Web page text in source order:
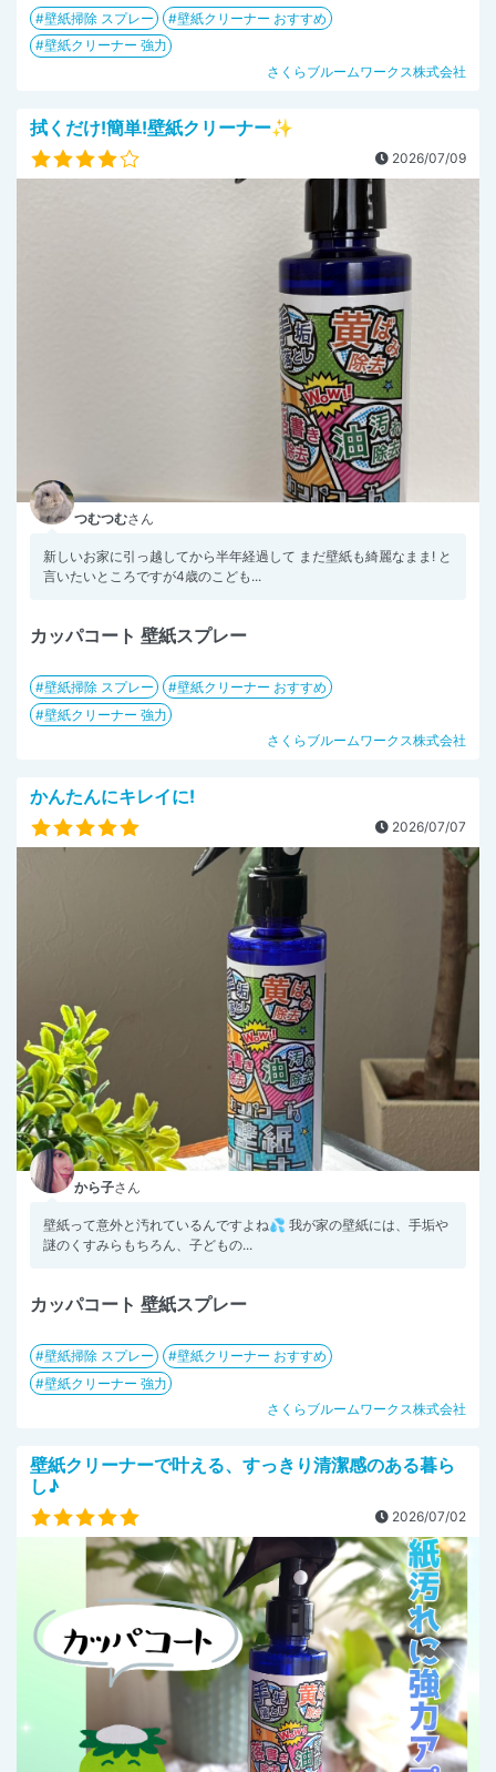
壁紙掃除 スプレー
壁紙クリーナー おすすめ
壁紙クリーナー 強力
さくらブルームワークス株式会社
拭くだけ!簡単!壁紙クリーナー✨
2026/07/09
つむつむさん
新しいお家に引っ越してから半年経過して まだ壁紙も綺麗なまま! と
言いたいところですが4歳のこども...
カッパコート 壁紙スプレー
壁紙掃除 スプレー
壁紙クリーナー おすすめ
壁紙クリーナー 強力
さくらブルームワークス株式会社
かんたんにキレイに!
2026/07/07
から子さん
壁紙って意外と汚れているんですよね💦 我が家の壁紙には、手垢や
謎のくすみらもちろん、子どもの...
カッパコート 壁紙スプレー
壁紙掃除 スプレー
壁紙クリーナー おすすめ
壁紙クリーナー 強力
さくらブルームワークス株式会社
壁紙クリーナーで叶える、すっきり清潔感のある暮ら
し♪
2026/07/02